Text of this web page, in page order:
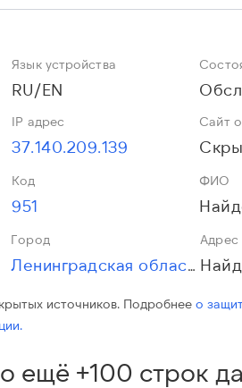
Язык устройства
RU/EN
IP адрес
37.140.209.139
Сайт
Код
951
ФИО
Город
Ленинградская область
Адрес
источников. Подробнеео
ещё +100 строк